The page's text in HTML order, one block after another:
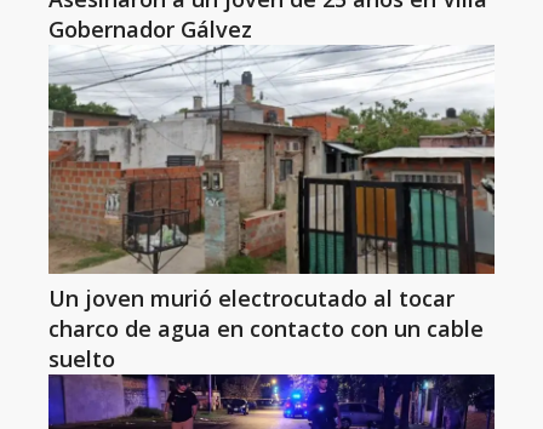
Gobernador Gálvez
Un joven murió electrocutado al tocar
charco de agua en contacto con un cable
suelto